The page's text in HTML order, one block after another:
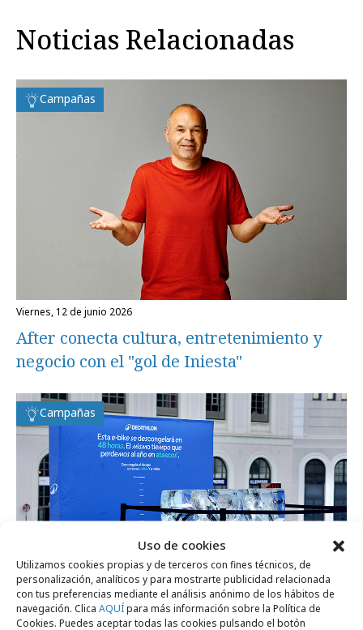
Uso de cookies
Utilizamos cookies propias y de terceros con fines técnicos, de
personalización, analíticos y para mostrarte publicidad relacionada
con tus preferencias mediante el análisis anónimo de los hábitos de
navegación. Clica AQUÍpara más información sobre la Política de
Cookies. Puedes aceptar todas las cookies pulsando el botón
Noticias Relacionadas
Campañas
viernes, 12 de junio 2026
After conecta cultura, entretenimiento y
negocio con el "gol de Iniesta"
Campañas